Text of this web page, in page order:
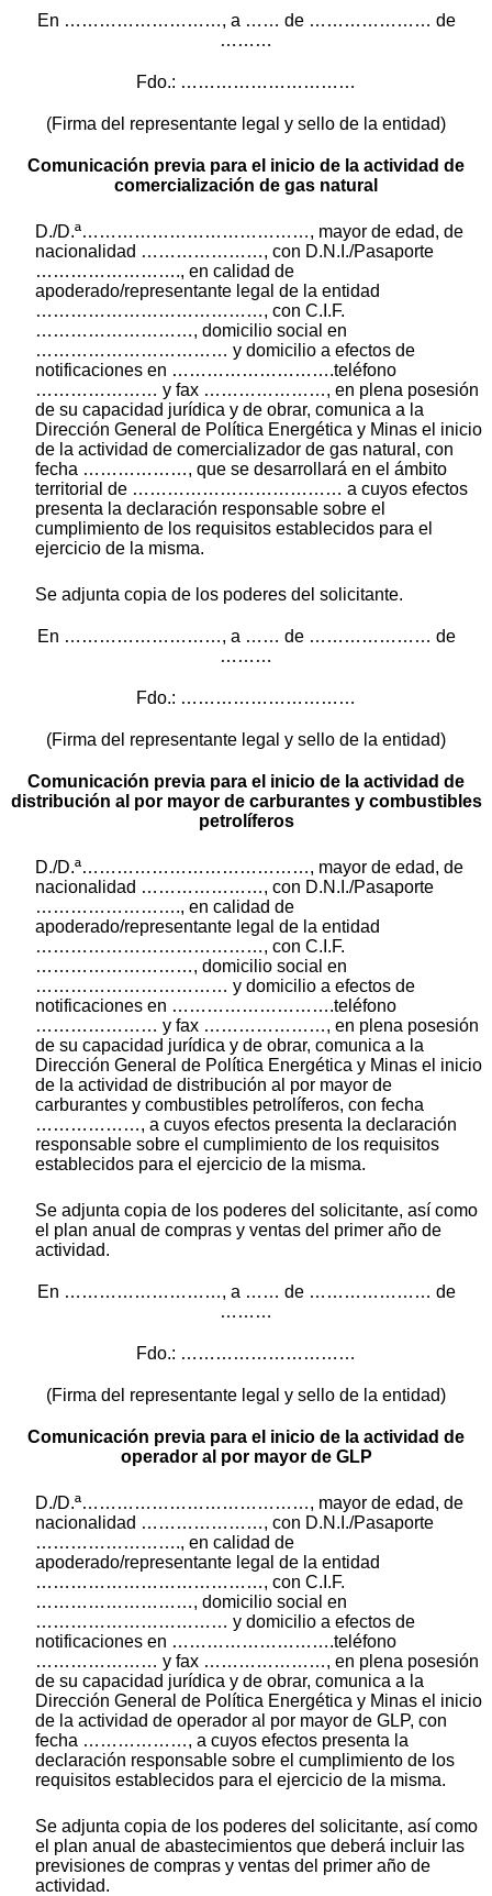
En ………………………, a …… de ………………… de
………
Fdo.: …………………………
(Firma del representante legal y sello de la entidad)
Comunicación previa para el inicio de la actividad de
comercialización de gas natural
D./D.ª…………………………………, mayor de edad, de
nacionalidad …………………, con D.N.I./Pasaporte
……………………., en calidad de
apoderado/representante legal de la entidad
…………………………………, con C.I.F.
………………………, domicilio social en
…………………………… y domicilio a efectos de
notificaciones en ……………………….teléfono
………………… y fax …………………, en plena posesión
de su capacidad jurídica y de obrar, comunica a la
Dirección General de Política Energética y Minas el inicio
de la actividad de comercializador de gas natural, con
fecha ………………, que se desarrollará en el ámbito
territorial de ……………………………… a cuyos efectos
presenta la declaración responsable sobre el
cumplimiento de los requisitos establecidos para el
ejercicio de la misma.
Se adjunta copia de los poderes del solicitante.
En ………………………, a …… de ………………… de
………
Fdo.: …………………………
(Firma del representante legal y sello de la entidad)
Comunicación previa para el inicio de la actividad de
distribución al por mayor de carburantes y combustibles
petrolíferos
D./D.ª…………………………………, mayor de edad, de
nacionalidad …………………, con D.N.I./Pasaporte
……………………., en calidad de
apoderado/representante legal de la entidad
…………………………………, con C.I.F.
………………………, domicilio social en
…………………………… y domicilio a efectos de
notificaciones en ……………………….teléfono
………………… y fax …………………, en plena posesión
de su capacidad jurídica y de obrar, comunica a la
Dirección General de Política Energética y Minas el inicio
de la actividad de distribución al por mayor de
carburantes y combustibles petrolíferos, con fecha
………………, a cuyos efectos presenta la declaración
responsable sobre el cumplimiento de los requisitos
establecidos para el ejercicio de la misma.
Se adjunta copia de los poderes del solicitante, así como
el plan anual de compras y ventas del primer año de
actividad.
En ………………………, a …… de ………………… de
………
Fdo.: …………………………
(Firma del representante legal y sello de la entidad)
Comunicación previa para el inicio de la actividad de
operador al por mayor de GLP
D./D.ª…………………………………, mayor de edad, de
nacionalidad …………………, con D.N.I./Pasaporte
……………………., en calidad de
apoderado/representante legal de la entidad
…………………………………, con C.I.F.
………………………, domicilio social en
…………………………… y domicilio a efectos de
notificaciones en ……………………….teléfono
………………… y fax …………………, en plena posesión
de su capacidad jurídica y de obrar, comunica a la
Dirección General de Política Energética y Minas el inicio
de la actividad de operador al por mayor de GLP, con
fecha ………………, a cuyos efectos presenta la
declaración responsable sobre el cumplimiento de los
requisitos establecidos para el ejercicio de la misma.
Se adjunta copia de los poderes del solicitante, así como
el plan anual de abastecimientos que deberá incluir las
previsiones de compras y ventas del primer año de
actividad.